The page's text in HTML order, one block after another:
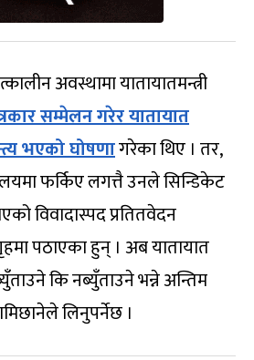
अवस्थामा यातायातमन्त्री
सम्मेलन गरेर यातायात
भएको घोषणागरेका थिए । तर,
फर्किए लगत्तै उनले सिन्डिकेट
विवादास्पद प्रतितवेदन
पठाएका हुन् । अब यातायात
कि नब्युँताउने भन्ने अन्तिम
लिनुपर्नेछ ।